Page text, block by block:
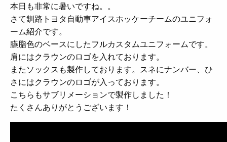
本日も非常に暑いですね。。
さて釧路トヨタ自動車アイスホッケーチームのユニフォ
ーム紹介です。
臙脂色のベースにしたフルカスタムユニフォームです。
肩にはクラウンのロゴを入れております。
またソックスも製作しております。スネにナンバー、ひ
さにはクラウンのロゴが入っております。
こちらもサブリメーションで製作しました！
たくさんありがとうございます！